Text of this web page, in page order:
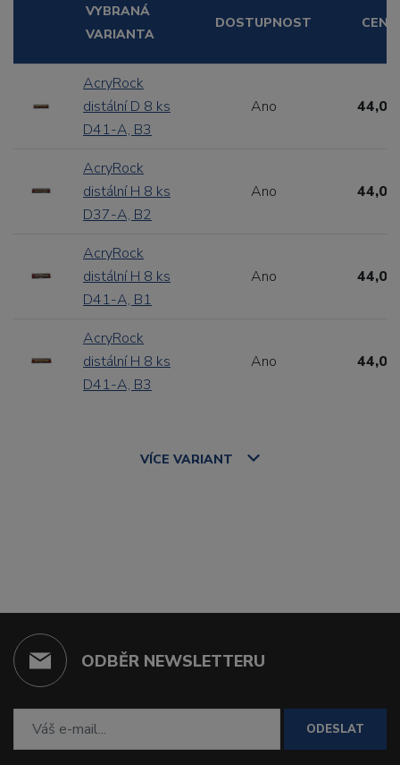
VYBRANÁ
VARIANTA
DOSTUPNOST CENA
AcryRock
distální D 8 ks
D41-A, B3
Ano 44,00
AcryRock
distální H 8 ks
D37-A, B2
Ano 44,00
AcryRock
distální H 8 ks
D41-A, B1
Ano 44,00
AcryRock
distální H 8 ks
D41-A, B3
Ano 44,00
VÍCE VARIANT
ODBĚR NEWSLETTERU
ODESLAT